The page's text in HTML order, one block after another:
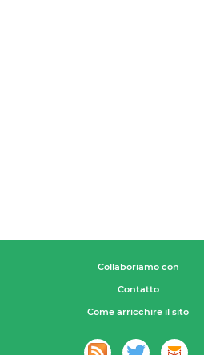
Collaboriamo con
Contatto
Come arricchire il sito